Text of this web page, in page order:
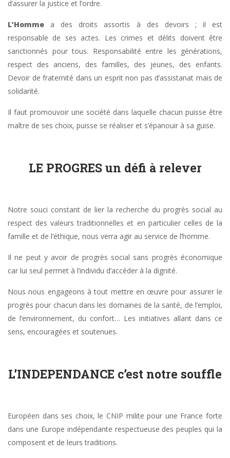
d’assurer la justice et l’ordre.
L’Homme a des droits assortis à des devoirs ; il est
responsable de ses actes. Les crimes et délits doivent être
sanctionnés pour tous. Responsabilité entre les générations,
respect des anciens, des familles, des jeunes, des enfants.
Devoir de fraternité dans un esprit non pas d’assistanat mais de
solidarité.
Il faut promouvoir une société dans laquelle chacun puisse être
maître de ses choix, puisse se réaliser et s’épanouir à sa guise.
LE PROGRES un défi à relever
Notre souci constant de lier la recherche du progrès social au
respect des valeurs traditionnelles et en particulier celles de la
famille et de l’éthique, nous verra agir au service de l’homme.
Il ne peut y avoir de progrès social sans progrès économique
car lui seul permet à l’individu d’accéder à la dignité.
Nous nous engageons à tout mettre en œuvre pour assurer le
progrès pour chacun dans les domaines de la santé, de l’emploi,
de l’environnement, du confort… Les initiatives allant dans ce
sens, encouragées et soutenues.
L’INDEPENDANCE c’est notre souffle
Européen dans ses choix, le CNIP milite pour une France forte
dans une Europe indépendante respectueuse des peuples qui la
composent et de leurs traditions.